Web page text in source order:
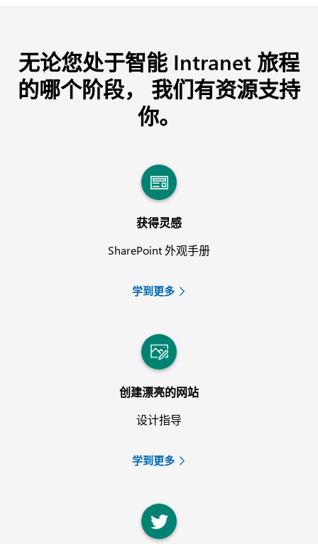
无论您处于智能 Intranet 旅程
的哪个阶段， 我们有资源支持
你。
获得灵感
SharePoint 外观手册
学到更多
创建漂亮的网站
设计指导
学到更多